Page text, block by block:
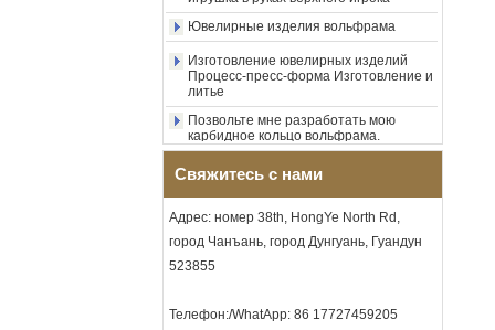
Оптовая продажа с
фабрики, черное
полированное квадратное
кольцо с печаткой из
деревянная инкрустация с
крестообразным узором из
раковины морского ушка,
заявление, кольцо,
изготовленная на заказ
внутренняя грави
Оптовая продажа с
из розового золота 8 мм,
Ювелирные изделия вольфрама
Изготовление ювелирных изделий
Процесс-пресс-форма Изготовление и
литье
Позвольте мне разработать мою
карбидное кольцо вольфрама.
Насколько круто металлическое
Мужской кольцевой альбом!
Кольцо несет любовь
свадебные полосы
Свяжитесь с нами
Адрес: номер 38th, HongYe North Rd,
город Чанъань, город Дунгуань, Гуандун
523855
Телефон:/WhatApp: 86 17727459205